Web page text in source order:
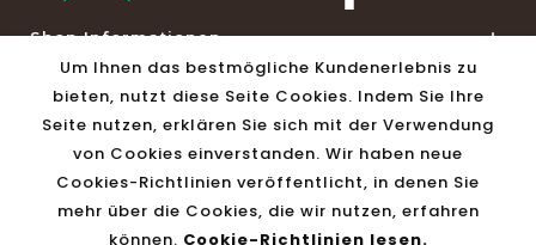
Shop Informationen 
© 2026 - Solar-Versand24 by Vivago GmbH
Um Ihnen das bestmögliche Kundenerlebnis zu
bieten, nutzt diese Seite Cookies. Indem Sie Ihre
Seite nutzen, erklären Sie sich mit der Verwendung
von Cookies einverstanden. Wir haben neue
Cookies-Richtlinien veröffentlicht, in denen Sie
mehr über die Cookies, die wir nutzen, erfahren
können. Cookie-Richtlinien lesen.